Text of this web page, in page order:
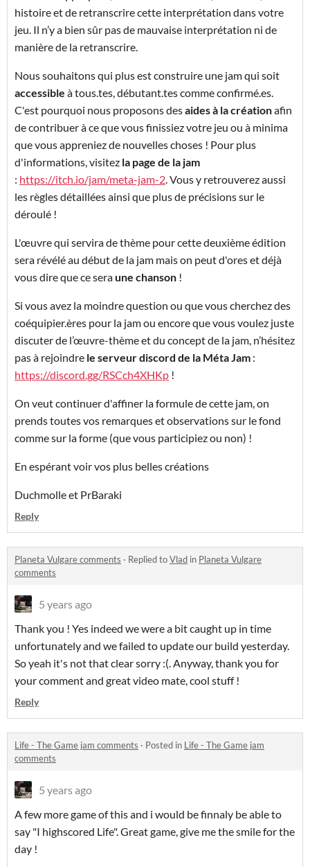
histoire et de retranscrire cette interprétation dans votre
jeu. Il n’y a bien sûr pas de mauvaise interprétation ni de
manière de la retranscrire.
Nous souhaitons qui plus est construire une jam qui soit
accessible à tous.tes, débutant.tes comme confirmé.es.
C'est pourquoi nous proposons desaides à la créationafin
de contribuer à ce que vous finissiez votre jeu ou à minima
que vous appreniez de nouvelles choses ! Pour plus
d'informations, visitez la page de la jam
: https://itch.io/jam/meta-jam-2. Vous y retrouverez aussi
les règles détaillées ainsi que plus de précisions sur le
déroulé !
L'œuvre qui servira de thème pour cette deuxième édition
sera révélé au début de la jam mais on peut d'ores et déjà
vous dire que ce seraune chanson !
Si vous avez la moindre question ou que vous cherchez des
coéquipier.ères pour la jam ou encore que vous voulez juste
discuter de l’œuvre-thème et du concept de la jam, n’hésitez
pas à rejoindre le serveur discord de la Méta Jam :
https://discord.gg/RSCch4XHKp !
On veut continuer d'affiner la formule de cette jam, on
prends toutes vos remarques et observations sur le fond
comme sur la forme (que vous participiez ou non) !
En espérant voir vos plus belles créations
Duchmolle et PrBaraki
Reply
Planeta Vulgare comments · Replied toVlad in Planeta Vulgare
comments
5 years ago
Thank you ! Yes indeed we were a bit caught up in time
unfortunately and we failed to update our build yesterday.
So yeah it's not that clear sorry :(. Anyway, thank you for
your comment and great video mate, cool stuff !
Reply
Life - The Game jam comments · Posted in Life - The Game jam
comments
5 years ago
A few more game of this and i would be finnaly be able to
say "I highscored Life". Great game, give me the smile for the
day !